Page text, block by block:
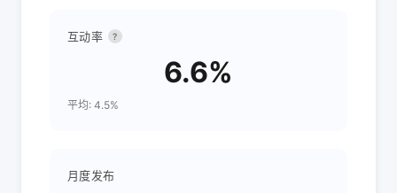
互动率 ?
6.6%
平均: 4.5%
月度发布